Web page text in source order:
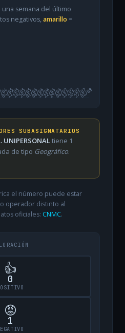
semana del último
negativos, amarillo =
04/0511/0518/0525/0501/0608/0615/0622/0629/0606/0713/0720/0727/07
03/08
SUBASIGNATARIOS
UNIPERSONALtiene 1
de tipo Geográfico.
el número puede estar
operador distinto al
oficiales: CNMC.
👍
0
😡
1